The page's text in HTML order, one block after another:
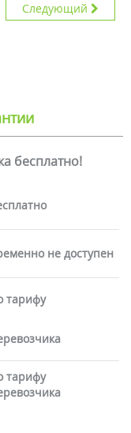
Следующий
бесплатно!
не доступен
тарифу
тарифу